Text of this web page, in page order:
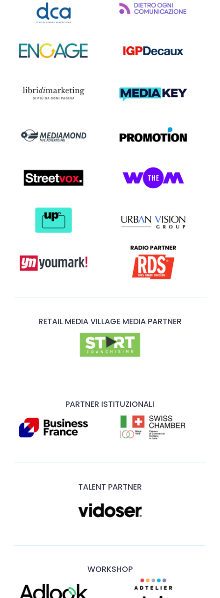
RETAIL MEDIA VILLAGE MEDIA PARTNER
PARTNER ISTITUZIONALI
TALENT PARTNER
WORKSHOP